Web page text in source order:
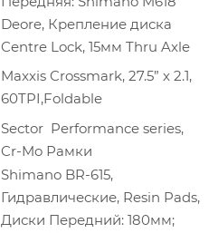
Deore, Крепление диска
Centre Lock, 15мм Thru Axle
Maxxis Crossmark, 27.5” x 2.1,
60TPI,Foldable
Sector Performance series,
Cr-Mo Рамки
Shimano BR-615,
Гидравлические, Resin Pads,
Диски Передний: 180мм;